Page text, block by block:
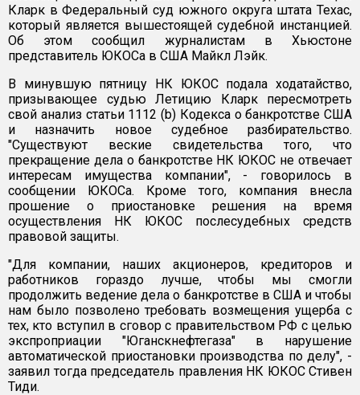
Кларк в Федеральный суд южного округа штата Техас,
который является вышестоящей судебной инстанцией.
Об этом сообщил журналистам в Хьюстоне
представитель ЮКОСа в США Майкл Лэйк.
В минувшую пятницу НК ЮКОС подала ходатайство,
призывающее судью Летицию Кларк пересмотреть
свой анализ статьи 1112 (b) Кодекса о банкротстве США
и назначить новое судебное разбирательство.
"Существуют веские свидетельства того, что
прекращение дела о банкротстве НК ЮКОС не отвечает
интересам имущества компании", - говорилось в
сообщении ЮКОСа. Кроме того, компания внесла
прошение о приостановке решения на время
осуществления НК ЮКОС послесудебных средств
правовой защиты.
"Для компании, наших акционеров, кредиторов и
работников гораздо лучше, чтобы мы смогли
продолжить ведение дела о банкротстве в США и чтобы
нам было позволено требовать возмещения ущерба с
тех, кто вступил в сговор с правительством РФ с целью
экспроприации "Юганскнефтегаза" в нарушение
автоматической приостановки производства по делу", -
заявил тогда председатель правления НК ЮКОС Стивен
Тиди.